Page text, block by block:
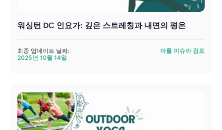
워싱턴 DC 인요가: 깊은 스트레칭과 내면의 평온
최종 업데이트 날짜:
2025년 10월 14일
아툴 미슈라 검토